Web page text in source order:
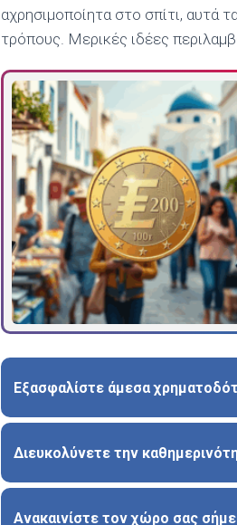
αχρησιμοποίητα στο σπίτι, αυτά
τρόπους. Μερικές ιδέες
Εξασφαλίστε άμεσα
Διευκολύνετε την
Ανακαινίστε τον χώρο σας